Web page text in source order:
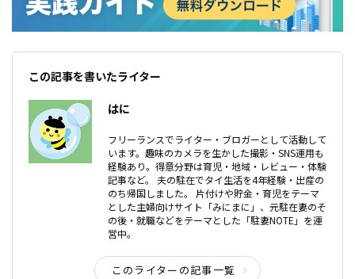
この記事を書いたライター
はに
フリーランスでライター・ブロガーとして活動して
います。趣味のカメラを生かした撮影・SNS運用も
経験あり。得意分野は育児・地域・レビュー・体験
記事など。 夫の駐在でタイ生活を4年経験・出産の
のち帰国しました。 片付けや貯金・育児をテーマ
とした主婦向けサイト「みにまに」、元駐在妻のそ
の後・就職などをテーマとした「駐妻NOTE」を運
営中。
このライターの記事一覧